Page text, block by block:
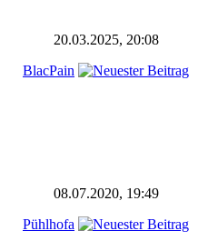
20.03.2025, 20:08
BlacPain
08.07.2020, 19:49
Pühlhofa